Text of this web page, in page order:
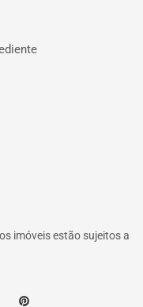
imóveis estão sujeitos a
Pinterest